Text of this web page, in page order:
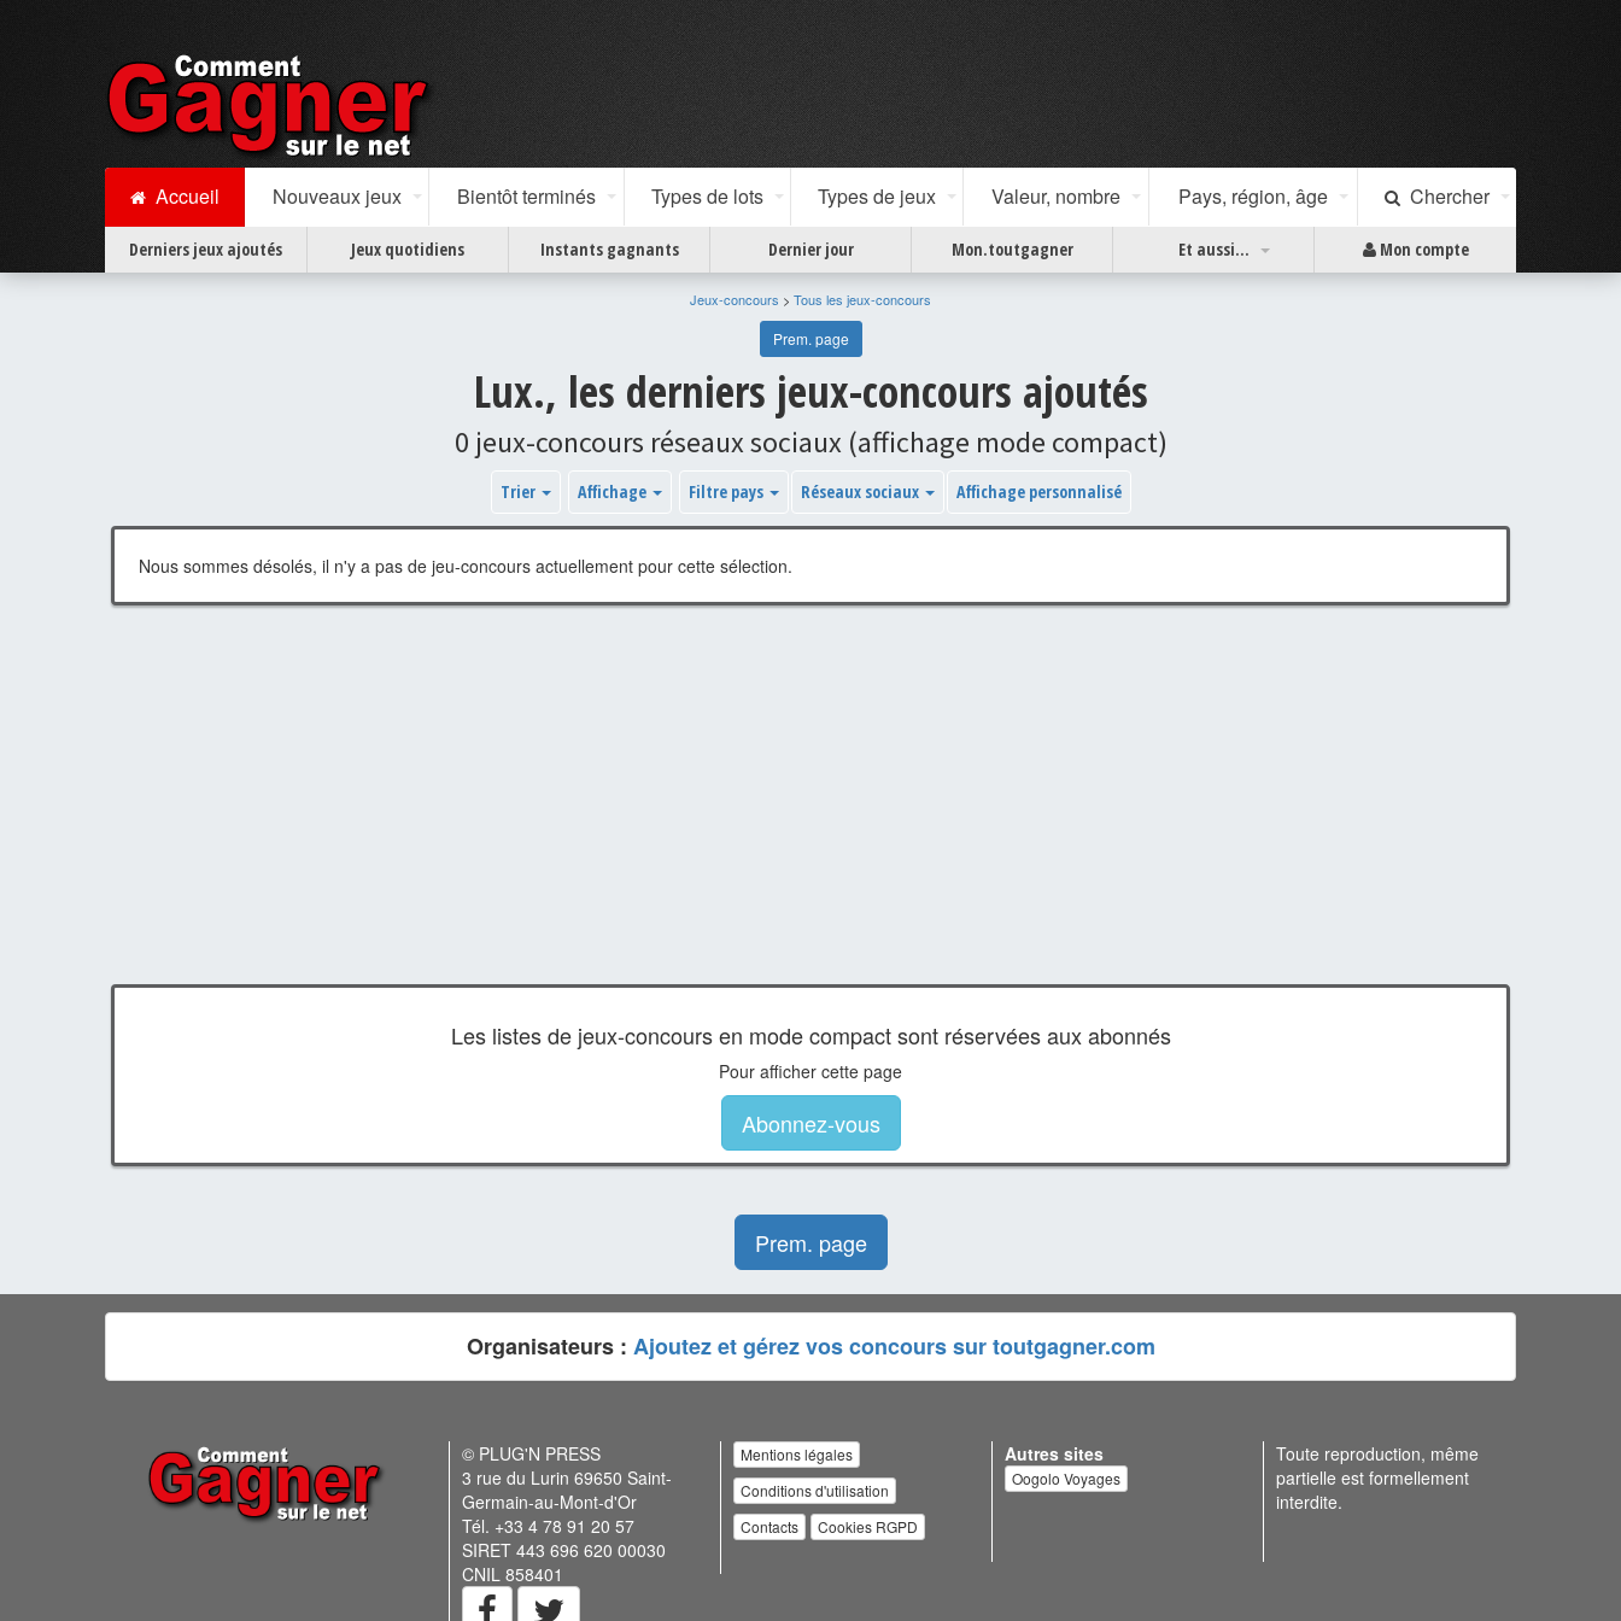
Accueil Nouveaux jeux Bientôt terminés Types de lots Types de jeux Valeur, nombre Pays, région, âge Chercher
Derniers jeux ajoutés Jeux quotidiens Instants gagnants Dernier jour Mon.toutgagner Et aussi... Mon compte
Jeux-concours > Tous les jeux-concours
Prem. page
Lux., les derniers jeux-concours ajoutés
0 jeux-concours réseaux sociaux (affichage mode compact)
Trier Affichage Filtre pays Réseaux sociaux Affichage personnalisé
Nous sommes désolés, il n'y a pas de jeu-concours actuellement pour cette sélection.
Les listes de jeux-concours en mode compact sont réservées aux abonnés
Pour afficher cette page
Abonnez-vous
Prem. page
Organisateurs : Ajoutez et gérez vos concours sur toutgagner.com
© PLUG'N PRESS
3 rue du Lurin 69650 Saint-
Germain-au-Mont-d'Or
Tél. +33 4 78 91 20 57
SIRET 443 696 620 00030
CNIL 858401
Mentions légales
Conditions d'utilisation
Contacts
Cookies RGPD
Autres sites
Oogolo Voyages
Toute reproduction, même
partielle est formellement
interdite.